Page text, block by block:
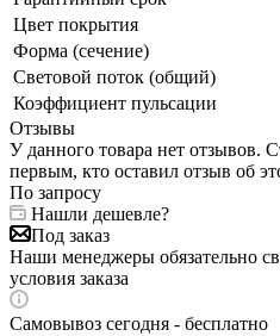
Цвет покрытия
Форма (сечение)
Световой поток (общий)
Коэффициент пульсации
Отзывы
У данного товара нет отзывов.
первым, кто оставил отзыв об
По запросу
Нашли дешевле?
Под заказ
Наши менеджеры обязательно
условия заказа
Самовывоз сегодня - бесплатно